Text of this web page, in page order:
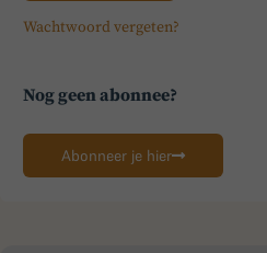
Wachtwoord vergeten?
Nog geen abonnee?
Abonneer je hier